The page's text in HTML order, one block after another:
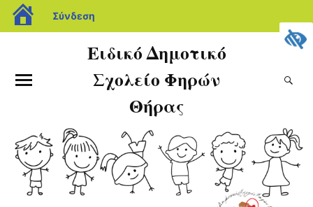
Σύνδεση
Ειδικό Δημοτικό
Σχολείο Φηρών
Θήρας